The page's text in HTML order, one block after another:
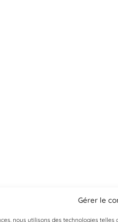
Gérer le
nous utilisons des technologies